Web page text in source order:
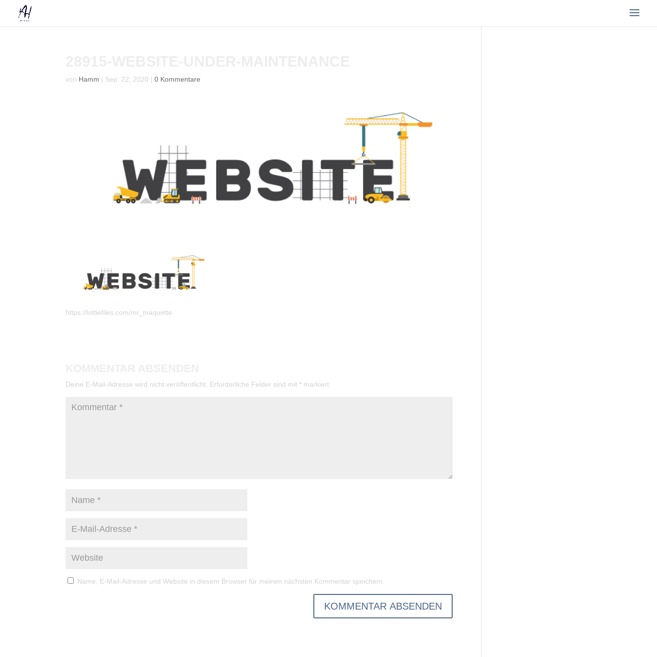
von Hamm | Sep. 22, 2020 |0 Kommentare
https://lottiefiles.com/mr_maquette
Deine E-Mail-Adresse wird nicht veröffentlicht. Erforderliche Felder sind mit * markiert
Name, E-Mail-Adresse und Website in diesem Browser für meinen nächsten Kommentar speichern.